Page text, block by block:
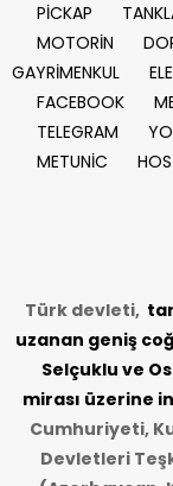
PİCKAP
MOTORİN
GAYRİMENKUL
FACEBOOK
TELEGRAM
METUNİC
Türk devleti,
uzanan geniş
Selçuklu ve
mirası üzerine
Cumhuriyeti,
Devletleri